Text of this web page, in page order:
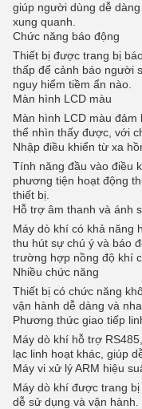
giúp người dùng dễ
xung quanh.
Chức năng báo động
Thiết bị được trang bị
thấp để cảnh báo người
nguy hiểm tiềm ẩn nào.
Màn hình LCD màu
Màn hình LCD màu
thể nhìn thấy được, với
Nhập điều khiển từ xa
Tính năng đầu vào điều
phương tiện hoạt động
thiết bị.
Hỗ trợ âm thanh và ánh
Máy dò khí có khả năng
thu hút sự chú ý và báo
trường hợp nồng độ khí
Nhiều chức năng
Thiết bị có chức năng
vận hành dễ dàng và
Phương thức giao tiếp
Máy dò khí hỗ trợ
lạc linh hoạt khác, giúp
Máy vi xử lý ARM hiệu
Máy dò khí được trang
dễ sử dụng và vận hành.